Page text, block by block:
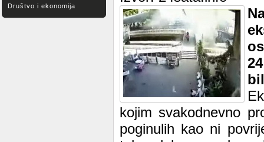
Društvo i ekonomija
kojim svakodnevno
poginulih kao ni